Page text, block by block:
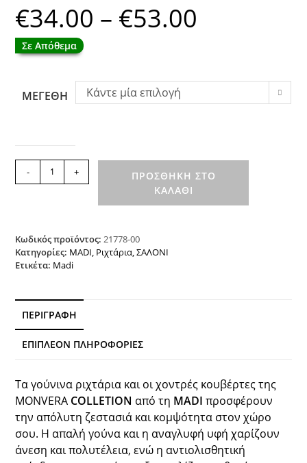
€34.00 – €53.00
Σε Απόθεμα
ΜΕΓΕΘΗ Κάντε μία επιλογή
- +
ΠΡΟΣΘΉΚΗ ΣΤΟ
ΚΑΛΆΘΙ
Κωδικός προϊόντος: 21778-00
Κατηγορίες: MADI Ριχτάρια ,ΣΑΛΟΝΙ
Ετικέτα: Madi
ΠΕΡΙΓΡΑΦΉ
ΕΠΙΠΛΈΟΝ ΠΛΗΡΟΦΟΡΊΕΣ
Τα γούνινα ριχτάρια και οι χοντρές κουβέρτες της
ΜONVERA COLLETION από τη MADI προσφέρουν
την απόλυτη ζεστασιά και κομψότητα στον χώρο
σου. Η απαλή γούνα και η αναγλυφή υφή χαρίζουν
άνεση και πολυτέλεια, ενώ η αντιολισθητική